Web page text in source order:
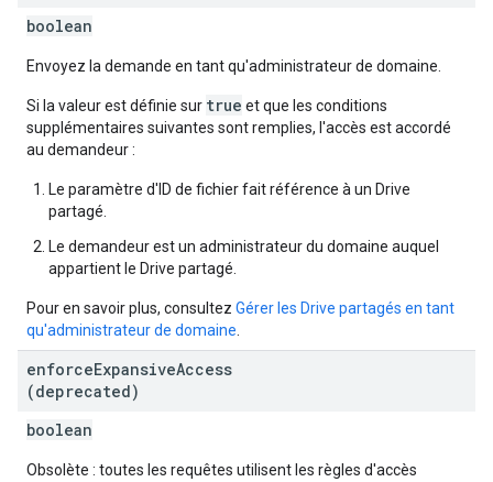
boolean
Envoyez la demande en tant qu'administrateur de domaine.
Si la valeur est définie sur true et que les conditions
supplémentaires suivantes sont remplies, l'accès est accordé
au demandeur :
Le paramètre d'ID de fichier fait référence à un Drive
partagé.
Le demandeur est un administrateur du domaine auquel
appartient le Drive partagé.
Pour en savoir plus, consultez Gérer les Drive partagés en tant
qu'administrateur de domaine
enforceExpansiveAccess
(deprecated)
boolean
Obsolète : toutes les requêtes utilisent les règles d'accès